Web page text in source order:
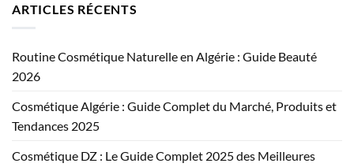
ARTICLES RÉCENTS
Routine Cosmétique Naturelle en Algérie : Guide Beauté
2026
Cosmétique Algérie : Guide Complet du Marché, Produits et
Tendances 2025
Cosmétique DZ : Le Guide Complet 2025 des Meilleures